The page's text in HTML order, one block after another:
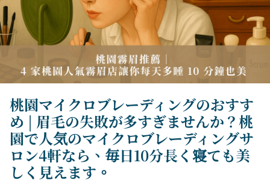
桃園マイクロブレーディングのおすす
め | 眉毛の失敗が多すぎませんか？桃
園で人気のマイクロブレーディングサ
ロン4軒なら、毎日10分長く寝ても美
しく見えます。